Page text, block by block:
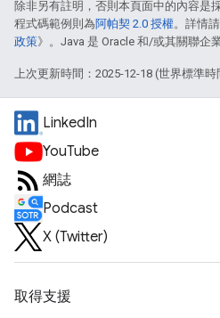
除非另有註明，否則本頁面中的內容是
程式碼範例則為阿帕契 2.0 授權。詳情
政策》。Java 是 Oracle 和/或其關聯企
上次更新時間：2025-12-18 (世界標準時
LinkedIn
YouTube
網誌
Podcast
X (Twitter)
取得支援